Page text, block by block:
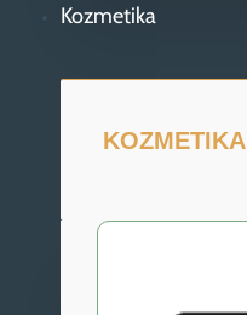
Kozmetika
KOZMETIKA